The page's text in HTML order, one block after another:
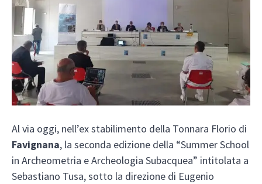
Al via oggi, nell’ex stabilimento della Tonnara Florio di
Favignana, la seconda edizione della “Summer School
in Archeometria e Archeologia Subacquea” intitolata a
Sebastiano Tusa, sotto la direzione di Eugenio